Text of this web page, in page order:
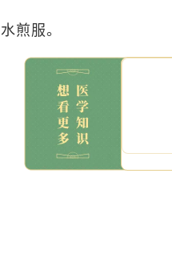
水煎服。